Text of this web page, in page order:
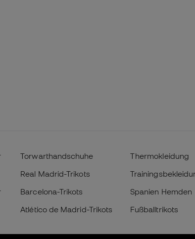
Torwarthandschuhe
Real Madrid-Trikots
Barcelona-Trikots
Atlético de Madrid-Trikots
Thermokleidung
Spanien Hemden
Fußballtrikots